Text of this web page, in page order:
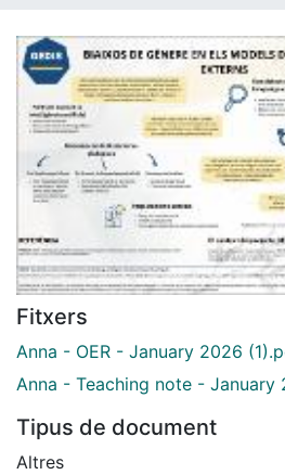
Fitxers
Anna - OER - January 2026
Anna - Teaching note - January
Tipus de document
Altres